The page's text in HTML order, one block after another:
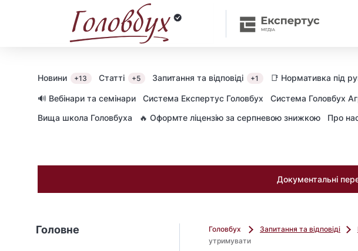
Новини +13 Статті +5 Запитання та відповіді +1 📑 Нормативка під
🔊 Вебінари та семінари Cистема Експертус Головбух Система Головбух
Вища школа Головбуха
🔥 Оформте ліцензію за серпневою знижкою Про
Документальні
Головне Головбух Запитання та відповіді
утримувати